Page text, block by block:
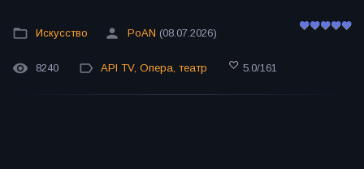
Искусство PoAN (08.07.2026)
8240 API TV, Опера, театр 5.0/161